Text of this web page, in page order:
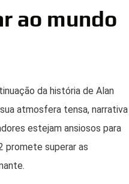
ao mundo
da história de Alan
atmosfera tensa, narrativa
estejam ansiosos para
promete superar as